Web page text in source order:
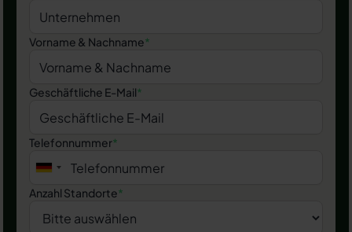
Vorname & Nachname*
Geschäftliche E-Mail*
Telefonnummer*
Anzahl Standorte*